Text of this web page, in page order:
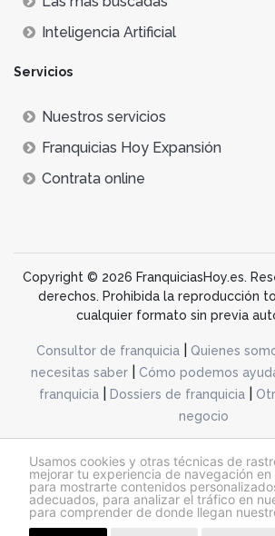
Usamos cookies y otras técnicas de
mejorar tu experiencia de navegación
para mostrarte contenidos
adecuados, para analizar el tráfico en
para comprender de donde llegan
Inteligencia Artificial
Servicios
Nuestros servicios
Franquicias Hoy Expansión
Contrata online
Copyright © 2026 FranquiciasHoy.es.
derechos. Prohibida la reproducción
cualquier formato sin previa
Consultor de franquicia Quienes
necesitas saber
Cómo podemos
franquicia| Dossiers de franquicia|
negocio
@franquiciashoy.es |Aviso legal| Política de cookies|